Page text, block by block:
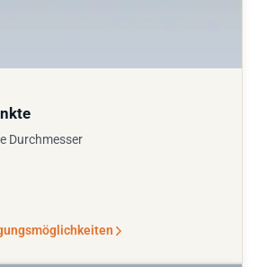
Durchmesser